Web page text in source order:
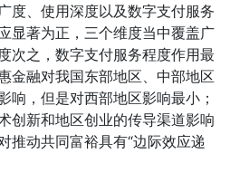
度、使用深度以及数字支付服务
显著为正，三个维度当中覆盖广
次之，数字支付服务程度作用最
金融对我国东部地区、中部地区
响，但是对西部地区影响最小；
创新和地区创业的传导渠道影响
推动共同富裕具有“边际效应递